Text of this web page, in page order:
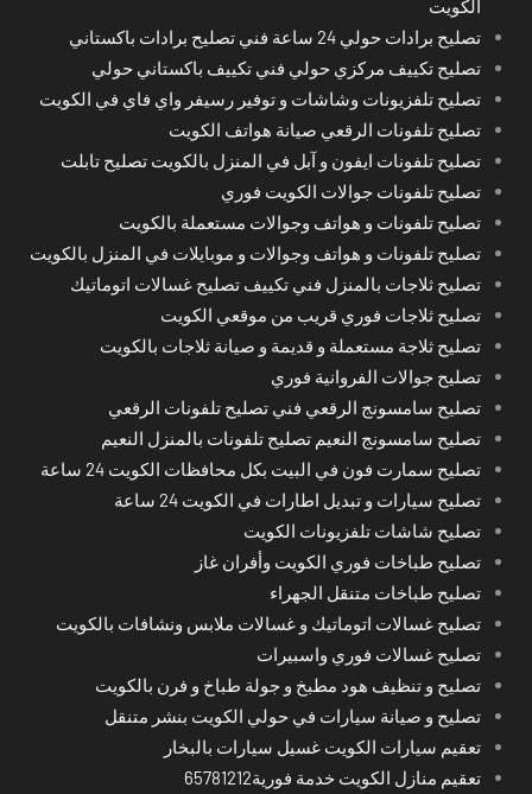
الكويت
تصليح برادات حولي 24 ساعة فني تصليح برادات باكستاني
تصليح تكييف مركزي حولي فني تكييف باكستاني حولي
تصليح تلفزيونات وشاشات و توفير رسيفر واي فاي في الكويت
تصليح تلفونات الرقعي صيانة هواتف الكويت
تصليح تلفونات ايفون و آبل في المنزل بالكويت تصليح تابلت
تصليح تلفونات جوالات الكويت فوري
تصليح تلفونات و هواتف وجوالات مستعملة بالكويت
تصليح تلفونات و هواتف وجوالات و موبايلات في المنزل بالكويت
تصليح ثلاجات بالمنزل فني تكييف تصليح غسالات اتوماتيك
تصليح ثلاجات فوري قريب من موقعي الكويت
تصليح ثلاجة مستعملة و قديمة و صيانة ثلاجات بالكويت
تصليح جوالات الفروانية فوري
تصليح سامسونج الرقعي فني تصليح تلفونات الرقعي
تصليح سامسونج النعيم تصليح تلفونات بالمنزل النعيم
تصليح سمارت فون في البيت بكل محافظات الكويت 24 ساعة
تصليح سيارات و تبديل اطارات في الكويت 24 ساعة
تصليح شاشات تلفزيونات الكويت
تصليح طباخات فوري الكويت وأفران غاز
تصليح طباخات متنقل الجهراء
تصليح غسالات اتوماتيك و غسالات ملابس ونشافات بالكويت
تصليح غسالات فوري واسبيرات
تصليح و تنظيف هود مطبخ و جولة طباخ و فرن بالكويت
تصليح و صيانة سيارات في حولي الكويت بنشر متنقل
تعقيم سيارات الكويت غسيل سيارات بالبخار
تعقيم منازل الكويت خدمة فورية65781212